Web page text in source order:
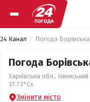
24 Канал Погода Борівська
Погода
Харківська обл.,
37.73°Сх
Змінити місто